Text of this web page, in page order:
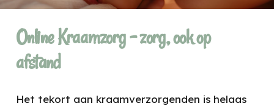
Online Kraamzorg – zorg, ook op
afstand
Het tekort aan kraamverzorgenden is helaas